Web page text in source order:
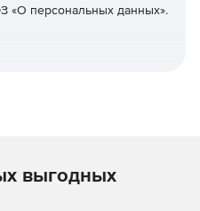
«О персональных данных».
Простая
цепочки, связанные с
выгодных